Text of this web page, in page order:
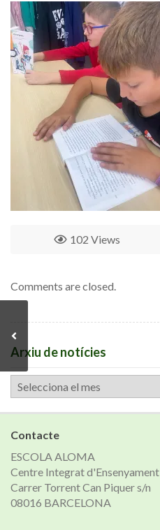
102 Views
Comments are closed.
Arxiu de notícies
Arxiu
de
notícies
Contacte
ESCOLA ALOMA
Centre Integrat d'Ensenyament
Carrer Torrent Can Piquer s/n
08016 BARCELONA